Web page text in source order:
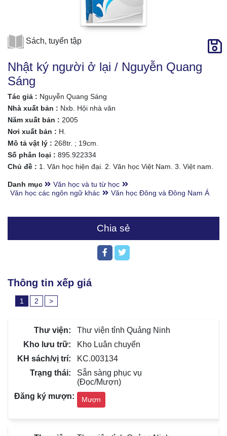
Sách, tuyển tập
Nhật ký người ở lại / Nguyễn Quang
Sáng
Tác giả : Nguyễn Quang Sáng
Nhà xuất bản : Nxb. Hội nhà văn
Năm xuất bản : 2005
Nơi xuất bản : H.
Mô tả vật lý : 268tr. ; 19cm.
Số phân loại : 895.922334
Chủ đề : 1. Văn học hiện đại. 2. Văn học Việt Nam. 3. Việt nam.
Danh mục
Văn học và tu từ học
Văn học các ngôn ngữ khác
Văn học Đông và Đông Nam Á
Chia sẻ
Thông tin xếp giá
1 2 >
Thư viện tỉnh Quảng Ninh
Kho Luân chuyển
KC.003134
Sẵn sàng phục vụ
(Đọc/Mượn)
Mượn